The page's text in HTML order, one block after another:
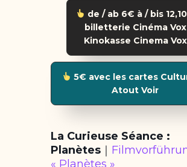
de / ab 6€ à / bis
billetterie Cinéma Vox
Kinokasse Cinema Vox
5€ avec les cartes
Atout Voir
La Curieuse Séance :
Planètes ｜
« Planètes »